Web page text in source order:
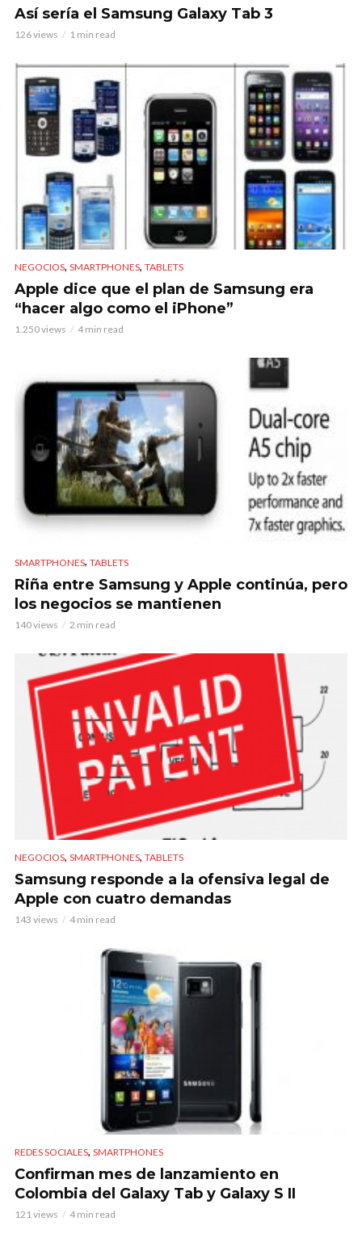
Así sería el Samsung Galaxy Tab 3
126 views 1 min read
NEGOCIOS, SMARTPHONES, TABLETS
Apple dice que el plan de Samsung era
“hacer algo como el iPhone”
1.250 views 4 min read
SMARTPHONES, TABLETS
Riña entre Samsung y Apple continúa, pero
los negocios se mantienen
140 views 2 min read
NEGOCIOS, SMARTPHONES, TABLETS
Samsung responde a la ofensiva legal de
Apple con cuatro demandas
143 views 4 min read
REDES SOCIALES, SMARTPHONES
Confirman mes de lanzamiento en
Colombia del Galaxy Tab y Galaxy S II
121 views 4 min read